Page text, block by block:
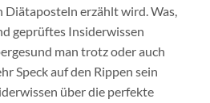
Diätaposteln erzählt wird. Was,
geprüftes Insiderwissen
man trotz oder auch
Speck auf den Rippen sein
über die perfekte